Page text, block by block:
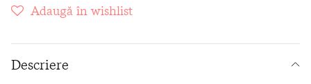
Adaugă în wishlist
Descriere